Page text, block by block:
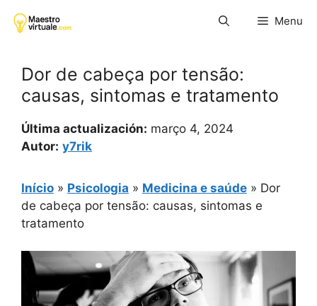
para
Menu
Dor de cabeça por tensão:
causas, sintomas e tratamento
Última actualización: março 4, 2024
Autor: y7rik
Início » Psicologia » Medicina e saúde » Dor
de cabeça por tensão: causas, sintomas e
tratamento